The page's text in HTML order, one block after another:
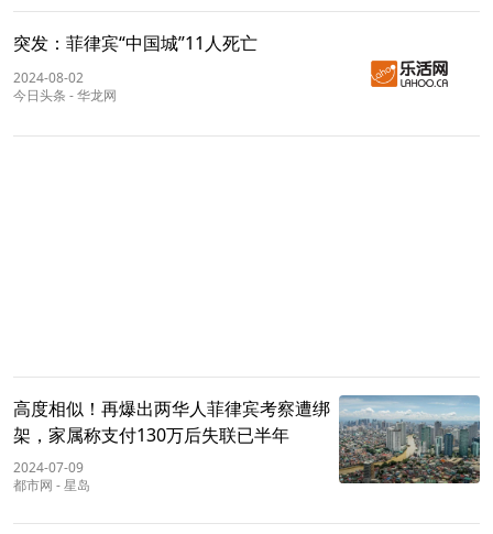
突发：菲律宾“中国城”11人死亡
2024-08-02
今日头条 -华龙网
高度相似！再爆出两华人菲律宾考察遭绑
架，家属称支付130万后失联已半年
2024-07-09
都市网 -星岛